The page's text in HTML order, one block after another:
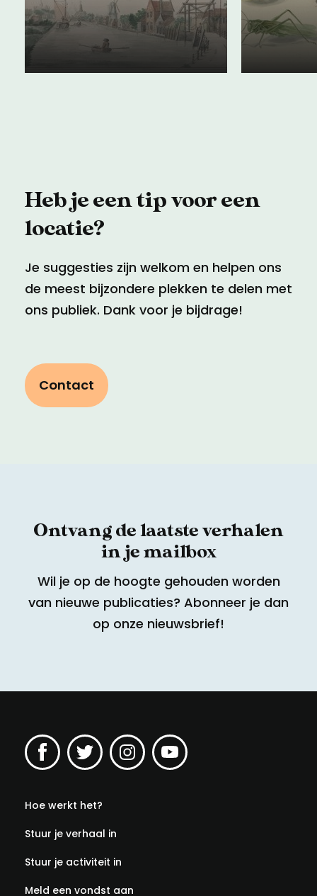
de Oude Rijn
17 juli 2024 05 juni
Heb je een tip voor een
locatie?
Je suggesties zijn welkom en helpen ons
de meest bijzondere plekken te delen met
ons publiek. Dank voor je bijdrage!
Contact
Ontvang de laatste verhalen
in je mailbox
Wil je op de hoogte gehouden worden
van nieuwe publicaties? Abonneer je dan
op onze nieuwsbrief!
Hoe werkt het?
Stuur je verhaal in
Stuur je activiteit in
Meld een vondst aan